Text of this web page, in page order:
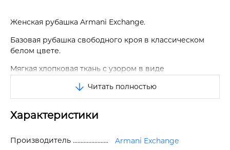
Женская рубашка Armani Exchange.
Базовая рубашка свободного кроя в классическом
белом цвете.
Мягкая хлопковая ткань с узором в виде
Отложной рубашечный воротник. Спущенная линия
Длинные рукава с манжетами на пуговицах.
Читать полностью
Характеристики
Производитель
Armani Exchange